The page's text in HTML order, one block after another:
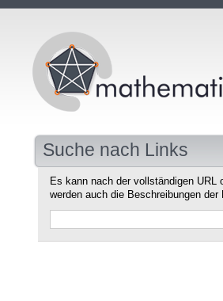
Suche nach Links
Es kann nach der vollständigen URL
werden auch die Beschreibungen